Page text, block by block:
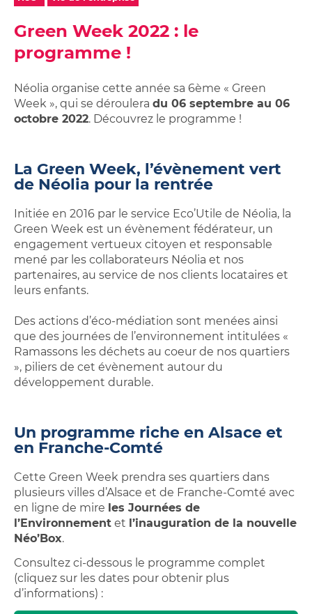
étudiants
Garage
place
de
parking
location
Néolia
votre
ou
de
parking
Green Week 2022 : le
programme !
Néolia organise cette année sa 6ème « Green
Week », qui se déroulera du 06 septembre au 06
octobre 2022. Découvrez le programme !
La Green Week, l’évènement vert
de Néolia pour la rentrée
Initiée en 2016 par le service Eco’Utile de Néolia, la
Green Week est un évènement fédérateur, un
engagement vertueux citoyen et responsable
mené par les collaborateurs Néolia et nos
partenaires, au service de nos clients locataires et
leurs enfants.
Des actions d’éco-médiation sont menées ainsi
que des journées de l’environnement intitulées «
Ramassons les déchets au coeur de nos quartiers
», piliers de cet évènement autour du
développement durable.
Un programme riche en Alsace et
en Franche-Comté
Cette Green Week prendra ses quartiers dans
plusieurs villes d’Alsace et de Franche-Comté avec
en ligne de mire les Journées de
l’Environnement et l’inauguration de la nouvelle
Néo’Box.
Consultez ci-dessous le programme complet
(cliquez sur les dates pour obtenir plus
d’informations) :